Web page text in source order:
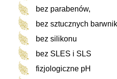
bez parabenów,
bez sztucznych
bez silikonu
bez SLES i SLS
fizjologiczne pH